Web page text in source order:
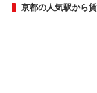
京都の人気駅から